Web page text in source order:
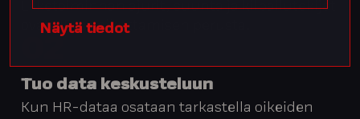
Näytä tiedot
Liiketoiminnan ajurit, suunta ja kilpailutekijät
ovat HR:n vaikuttamisen perusta.
Tuo data keskusteluun
Kun HR-dataa osataan tarkastella oikeiden